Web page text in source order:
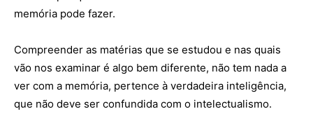
memória pode fazer.
Compreender as matérias que se estudou e nas quais
vão nos examinar é algo bem diferente, não tem nada a
ver com a memória, pertence à verdadeira inteligência,
que não deve ser confundida com o intelectualismo.